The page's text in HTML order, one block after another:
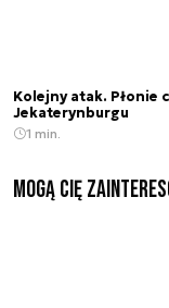
Kolejny atak. Płonie
Jekaterynburgu
1 min.
Mogą Cię